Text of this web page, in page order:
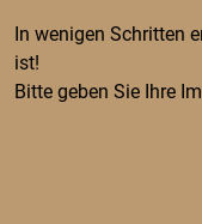
In wenigen Schritten
ist!
Bitte geben Sie Ihre